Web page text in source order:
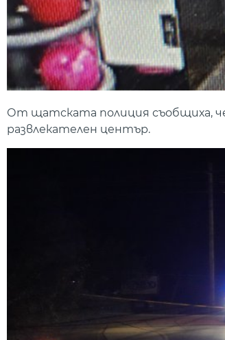
От щатската полиция съобщиха,
развлекателен център.